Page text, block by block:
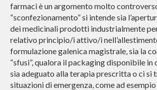
farmaci è un argomento molto
“sconfezionamento” si intende sia
dei medicinali prodotti industrialmente
relativo principio/i attivo/i
formulazione galenica magistrale, sia la
“sfusi”, qualora il packaging disponibile in
sia adeguato alla terapia prescritta o ci si
situazioni di emergenza, come ad